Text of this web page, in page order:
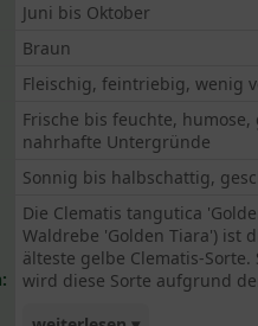
Juni bis Oktober
Braun
Fleischig, feintriebig, wenig
Frische bis feuchte,
nahrhafte Untergründe
Sonnig bis halbschattig,
Die Clematis tangutica
Waldrebe 'Golden Tiara') ist
älteste gelbe Clematis-Sorte.
wird diese Sorte aufgrund